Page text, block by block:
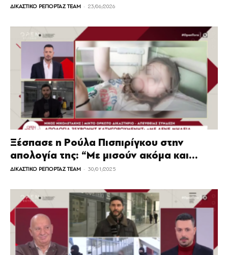
ΔΙΚΑΣΤΙΚΟ ΡΕΠΟΡΤΑΖ TEAM - 23/06/2026
Ξέσπασε η Ρούλα Πισπιρίγκου στην
απολογία της: “Με μισούν ακόμα και...
ΔΙΚΑΣΤΙΚΟ ΡΕΠΟΡΤΑΖ TEAM - 30/01/2025